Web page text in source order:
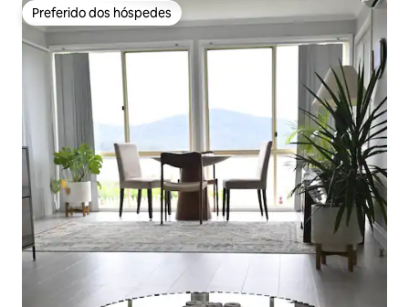
Preferido dos hóspedes
Preferido dos hóspedes